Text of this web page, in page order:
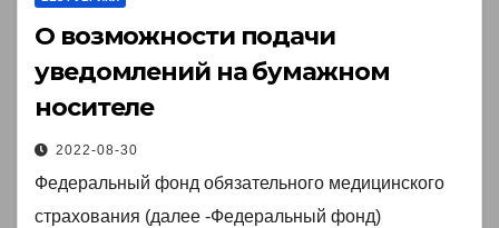
О возможности подачи
уведомлений на бумажном
носителе
2022-08-30
Федеральный фонд обязательного медицинского
страхования (далее -Федеральный фонд)